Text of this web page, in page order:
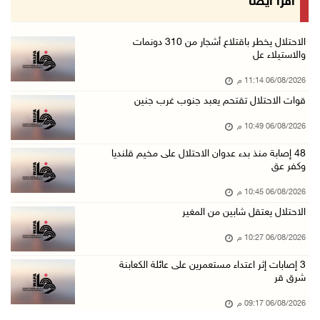
الاحتلال يوسع حملات الدهم والاعتقال في قلنديا ...
الرئيس المصري وملك البحرين يشددان على ضرورة ت ...
06/آب/2026 07:57 م
الاحتلال يخطر بإزالة أشجار زيتون والاستيلاء ع ...
06/آب/2026 07:53 م
06/آب/2026 07:36 م
اليونيسف: استشهاد 300 طفل منذ وقف إطلاق النار ...
06/آب/2026 07:34 م
الاحتلال يدمّر بيت الزوجية قبل ساعات من الزفا ...
إصابتان بالرصاص والاعتداء خلال اقتحام الاحتلا ...
الاحتلال يخطر باقتلاع أشجار من 310 دونمات
والاستيلاء عل
06/08/2026 11:14 م
قوات الاحتلال تقتحم يعبد جنوب غرب جنين
06/08/2026 10:49 م
48 إصابة منذ بدء عدوان الاحتلال على مخيم قلنديا
وكفر عق
06/08/2026 10:45 م
الاحتلال يعتقل شابين من المغير
06/08/2026 10:27 م
‏3 إصابات إثر اعتداء مستعمرين على عائلة الكعابنة
شرق قر
06/08/2026 09:17 م